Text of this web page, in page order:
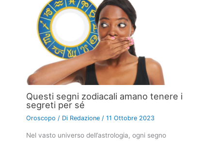
Questi segni zodiacali amano tenere i
segreti per sé
Oroscopo / Di Redazione/11 Ottobre 2023
Nel vasto universo dell’astrologia, ogni segno